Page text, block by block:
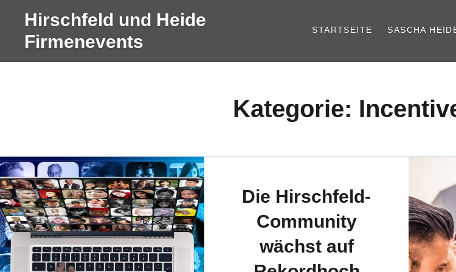
Hirschfeld und Heide
Firmenevents
STARTSEITE SASCHA
Kategorie:
Die Hirschfeld-
Community
wächst auf